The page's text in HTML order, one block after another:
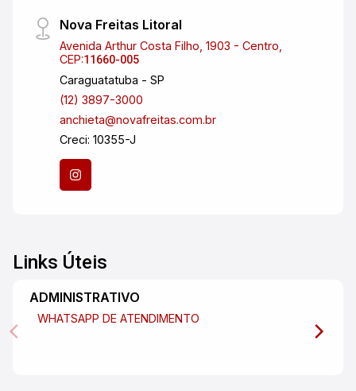
Nova Freitas Litoral
Avenida Arthur Costa Filho, 1903 - Centro,
CEP:11660-005
Caraguatatuba - SP
(12) 3897-3000
anchieta@novafreitas.com.br
Creci: 10355-J
Links Úteis
ADMINISTRATIVO
WHATSAPP DE ATENDIMENTO